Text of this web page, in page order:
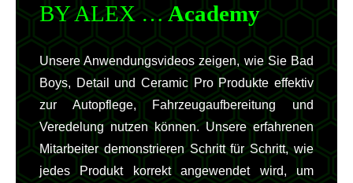
BY ALEX …Academy
Unsere Anwendungsvideos zeigen, wie Sie Bad
Boys, Detail und Ceramic Pro Produkte effektiv
zur Autopflege, Fahrzeugaufbereitung und
Veredelung nutzen können. Unsere erfahrenen
Mitarbeiter demonstrieren Schritt für Schritt, wie
jedes Produkt korrekt angewendet wird, um